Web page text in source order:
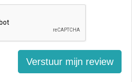
Verstuur mijn review